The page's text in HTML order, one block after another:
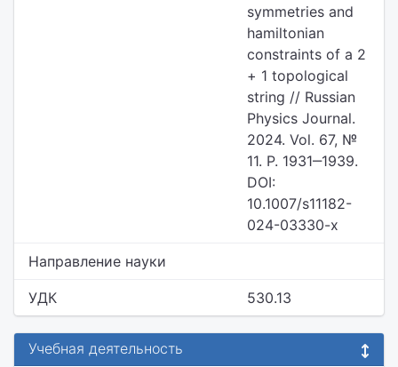
symmetries and
hamiltonian
constraints of a 2
+ 1 topological
string // Russian
Physics Journal.
2024. Vol. 67, №
11. P. 1931‒1939.
DOI:
10.1007/s11182-
024-03330-x
Направление науки
УДК 530.13
Учебная деятельность